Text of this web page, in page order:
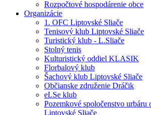
Rozpočtové hospodárenie obce
Organizácie
1. OFC Liptovské Sliače
Tenisový klub Liptovské Sliače
Turistický klub - L.Sliače
Stolný tenis
Kulturistický oddiel KLASIK
Florbalový klub
Šachový klub Liptovské Sliače
Občianske združenie Dráčik
eLSe klub
Pozemkové spoločenstvo urbáru
Liptovské Sliače